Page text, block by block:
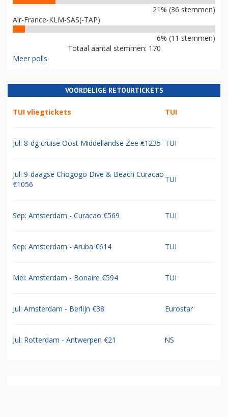
21% (36 stemmen)
Air-France-KLM-SAS(-TAP)
6% (11 stemmen)
Totaal aantal stemmen: 170
Meer polls
VOORDELIGE RETOURTICKETS
TUI vliegtickets TUI
Jul: 8-dg cruise Oost Middellandse Zee €1235 TUI
Jul: 9-daagse Chogogo Dive & Beach Curacao
€1056
TUI
Sep: Amsterdam - Curacao €569 TUI
Sep: Amsterdam - Aruba €614 TUI
Mei: Amsterdam - Bonaire €594 TUI
Jul: Amsterdam - Berlijn €38 Eurostar
Jul: Rotterdam - Antwerpen €21 NS